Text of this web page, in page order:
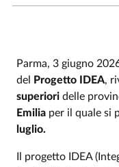
Parma, 3 giugno
del
Progetto IDEA,
superiori delle
Emilia per il quale si
luglio.
Il progetto IDEA